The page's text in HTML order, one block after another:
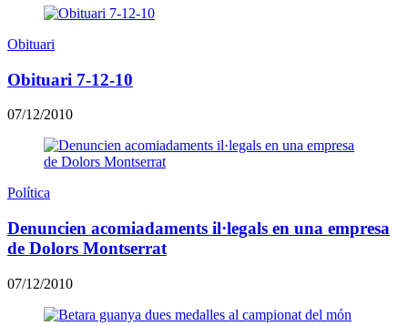
Obituari
Obituari 7-12-10
07/12/2010
Política
Denuncien acomiadaments il·legals en una empresa
de Dolors Montserrat
07/12/2010